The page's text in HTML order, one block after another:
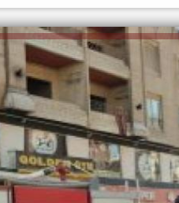
الكاتبة إلهام شرشر تهنئ الرئيس
السيسي بعيد ميلاده وتُشيد بجهوده
في بناء الدولة